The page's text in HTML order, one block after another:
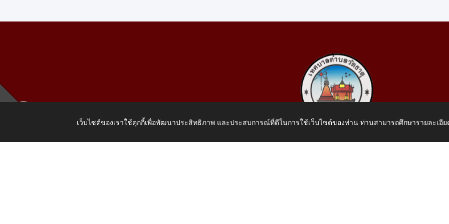
เว็บไซต์ของเราใช้คุกกี้เพื่อพัฒนาประสิทธิภาพ และประสบการณ์ที่ดีในการใช้เว็บไซต์ของท่าน ท่านสามารถศึกษารายละเอี